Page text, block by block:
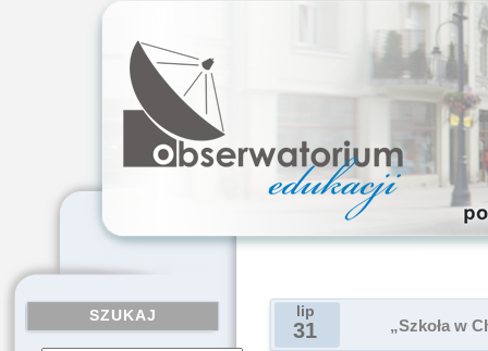
SZUKAJ lip
31 „Szkoła w